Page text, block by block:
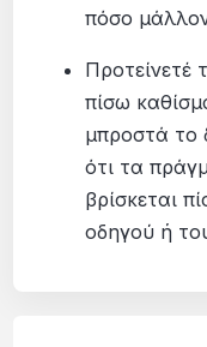
πόσο
Προτείνετέ
πίσω
μπροστά το
ότι τα
βρίσκεται
οδηγού ή